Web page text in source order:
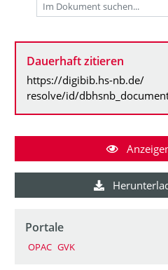
Dauerhaft zitieren
https://digibib.hs-nb.de/
resolve/id/
Portale
OPAC GVK